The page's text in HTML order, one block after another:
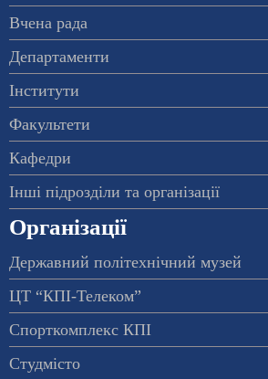
Вчена рада
Департаменти
Інститути
Факультети
Кафедри
Інші підрозділи та організації
Організації
Державний політехнічний музей
ЦТ “КПІ-Телеком”
Спорткомплекс КПІ
Студмісто